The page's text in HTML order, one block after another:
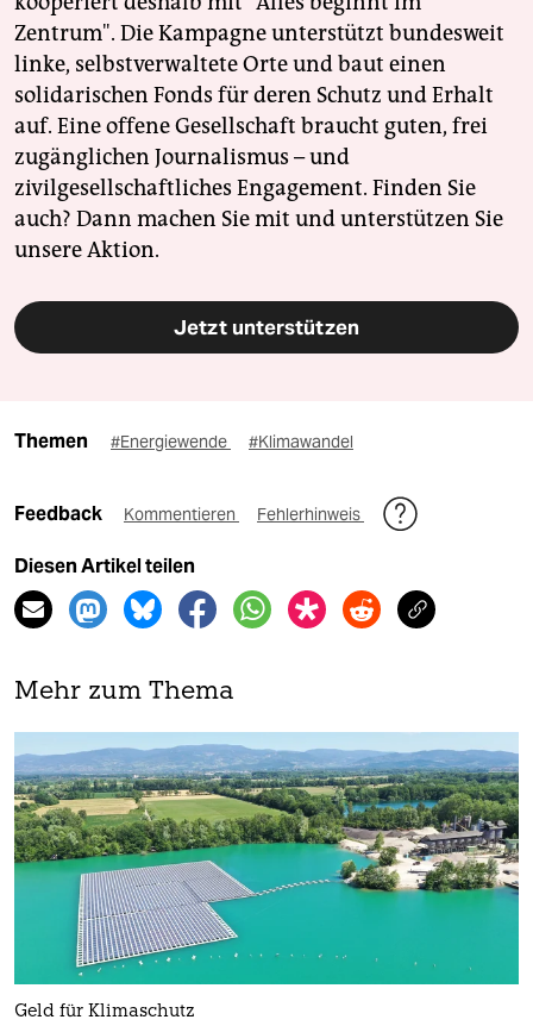
Zentrum". Die Kampagne unterstützt bundesweit
linke, selbstverwaltete Orte und baut einen
solidarischen Fonds für deren Schutz und Erhalt
auf. Eine offene Gesellschaft braucht guten, frei
zugänglichen Journalismus – und
zivilgesellschaftliches Engagement. Finden Sie
auch? Dann machen Sie mit und unterstützen Sie
unsere Aktion.
Jetzt unterstützen
Themen #Energiewende #Klimawandel
Feedback Kommentieren Fehlerhinweis
Diesen Artikel teilen
Mehr zum Thema
Geld für Klimaschutz